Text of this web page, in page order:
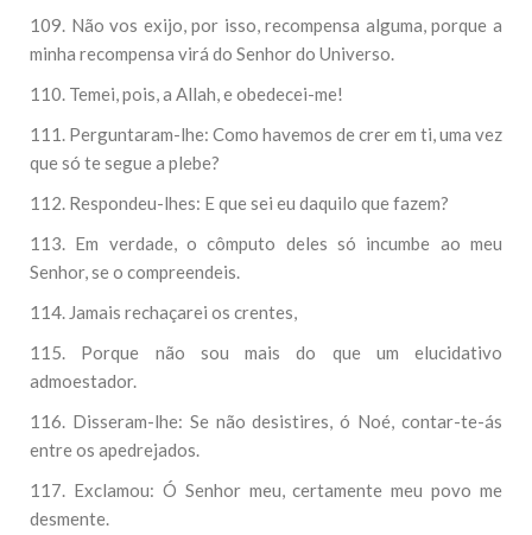
109. Não vos exijo, por isso, recompensa alguma, porque a
minha recompensa virá do Senhor do Universo.
110. Temei, pois, a Allah, e obedecei-me!
111. Perguntaram-lhe: Como havemos de crer em ti, uma vez
que só te segue a plebe?
112. Respondeu-lhes: E que sei eu daquilo que fazem?
113. Em verdade, o cômputo deles só incumbe ao meu
Senhor, se o compreendeis.
114. Jamais rechaçarei os crentes,
115. Porque não sou mais do que um elucidativo
admoestador.
116. Disseram-lhe: Se não desistires, ó Noé, contar-te-ás
entre os apedrejados.
117. Exclamou: Ó Senhor meu, certamente meu povo me
desmente.